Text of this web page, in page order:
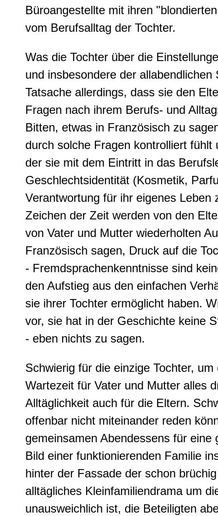
Büroangestellte mit ihren
vom Berufsalltag der Tochter.
Was die Tochter über die
und insbesondere der
Tatsache allerdings, dass sie den
Fragen nach ihrem Berufs- und
Bitten, etwas in Französisch zu
durch solche Fragen kontrolliert
der sie mit dem Eintritt in das
Geschlechtsidentität (Kosmetik,
Verantwortung für ihr eigenes
Zeichen der Zeit werden von den
von Vater und Mutter wiederholten
Französisch sagen, Druck auf die
- Fremdsprachenkenntnisse sind
den Aufstieg aus den einfachen
sie ihrer Tochter ermöglicht haben.
vor, sie hat in der Geschichte keine
- eben nichts zu sagen.
Schwierig für die einzige Tochter,
Wartezeit für Vater und Mutter alles
Alltäglichkeit auch für die Eltern.
offenbar nicht miteinander reden
gemeinsamen Abendessens für
Bild einer funktionierenden Familie
hinter der Fassade der schon
alltägliches Kleinfamiliendrama um
unausweichlich ist, die Beteiligten